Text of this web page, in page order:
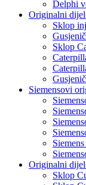
Delphi
Originalni
Sklop
Sklop
Siemensovi
Originalni
Sklop